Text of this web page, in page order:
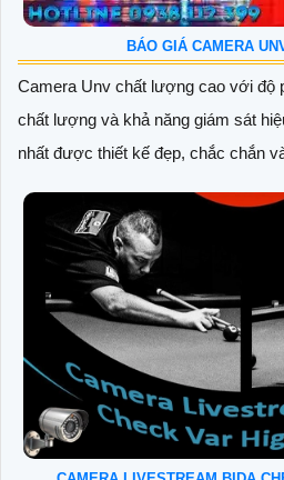
BÁO GIÁ CAMERA
Camera Unv chất lượng cao với độ
chất lượng và khả năng giám sát
nhất được thiết kế đẹp, chắc chắn